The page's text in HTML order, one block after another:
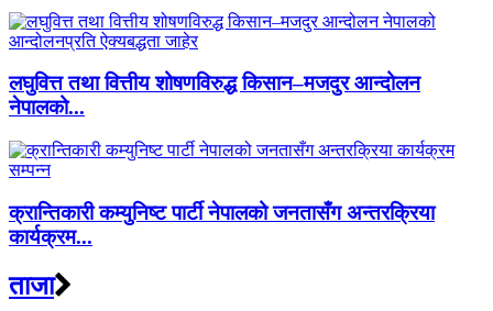
लघुवित्त तथा वित्तीय शोषणविरुद्ध किसान–मजदुर आन्दोलन
नेपालको...
क्रान्तिकारी कम्युनिष्ट पार्टी नेपालको जनतासँग अन्तरक्रिया
कार्यक्रम...
ताजा